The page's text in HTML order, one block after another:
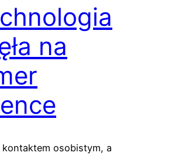
na
kontaktem osobistym, a